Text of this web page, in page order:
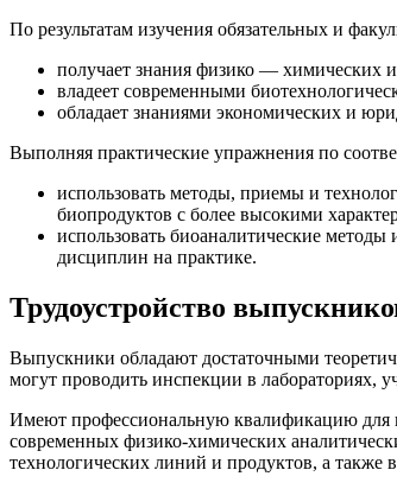
По результатам изучения обязательных и
получает знания физико — химических
владеет современными
обладает знаниями экономических и
Выполняя практические упражнения по
использовать методы, приемы и
биопродуктов с более высокими
использовать биоаналитические
дисциплин на практике.
Трудоустройство
Выпускники обладают достаточными
могут проводить инспекции в лабораториях,
Имеют профессиональную квалификацию для
современных физико-химических
технологических линий и продуктов, а также